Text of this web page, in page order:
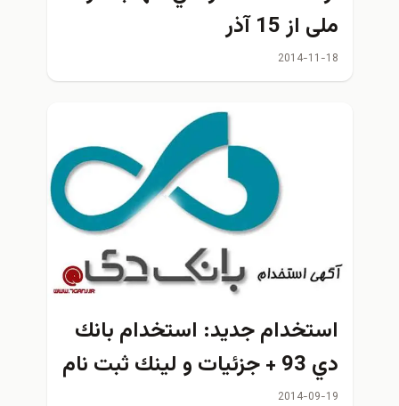
ملی از 15 آذر
2014-11-18
استخدام جديد: استخدام بانك
دي 93 + جزئيات و لينك ثبت نام
2014-09-19